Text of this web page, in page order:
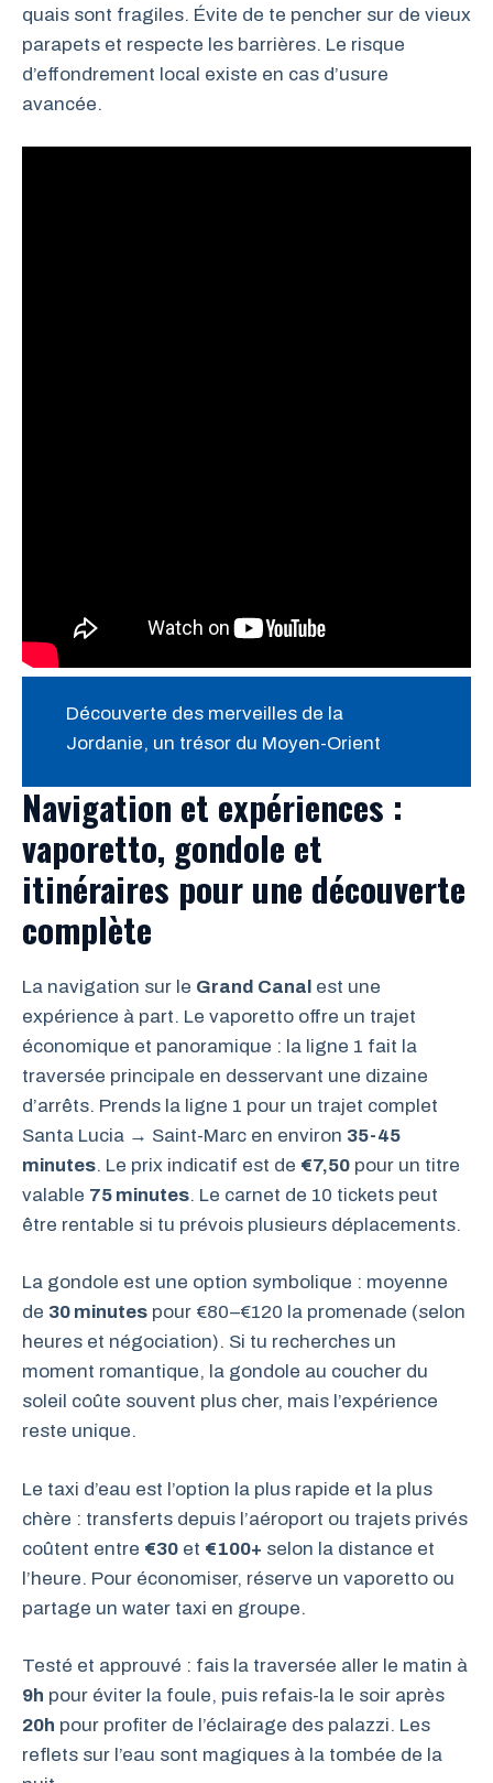
quais sont fragiles. Évite de te pencher sur de vieux
parapets et respecte les barrières. Le risque
d’effondrement local existe en cas d’usure
avancée.
Découverte des merveilles de la
Jordanie, un trésor du Moyen-Orient
Navigation et expériences :
vaporetto, gondole et
itinéraires pour une découverte
complète
La navigation sur le Grand Canal est une
expérience à part. Le vaporetto offre un trajet
économique et panoramique : la ligne 1 fait la
traversée principale en desservant une dizaine
d’arrêts. Prends la ligne 1 pour un trajet complet
Santa Lucia → Saint-Marc en environ 35-45
minutes. Le prix indicatif est de €7,50 pour un titre
valable 75 minutes. Le carnet de 10 tickets peut
être rentable si tu prévois plusieurs déplacements.
La gondole est une option symbolique : moyenne
de 30 minutes pour €80–€120 la promenade (selon
heures et négociation). Si tu recherches un
moment romantique, la gondole au coucher du
soleil coûte souvent plus cher, mais l’expérience
reste unique.
Le taxi d’eau est l’option la plus rapide et la plus
chère : transferts depuis l’aéroport ou trajets privés
coûtent entre €30 et €100+ selon la distance et
l’heure. Pour économiser, réserve un vaporetto ou
partage un water taxi en groupe.
Testé et approuvé : fais la traversée aller le matin à
9h pour éviter la foule, puis refais-la le soir après
20h pour profiter de l’éclairage des palazzi. Les
reflets sur l’eau sont magiques à la tombée de la